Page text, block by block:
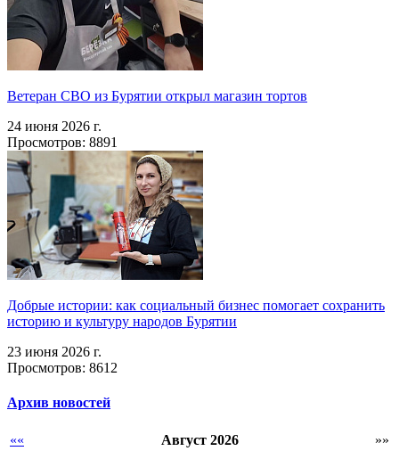
Ветеран СВО из Бурятии открыл магазин тортов
24 июня 2026 г.
Просмотров: 8891
Добрые истории: как социальный бизнес помогает сохранить
историю и культуру народов Бурятии
23 июня 2026 г.
Просмотров: 8612
Архив новостей
«« Август 2026 »»